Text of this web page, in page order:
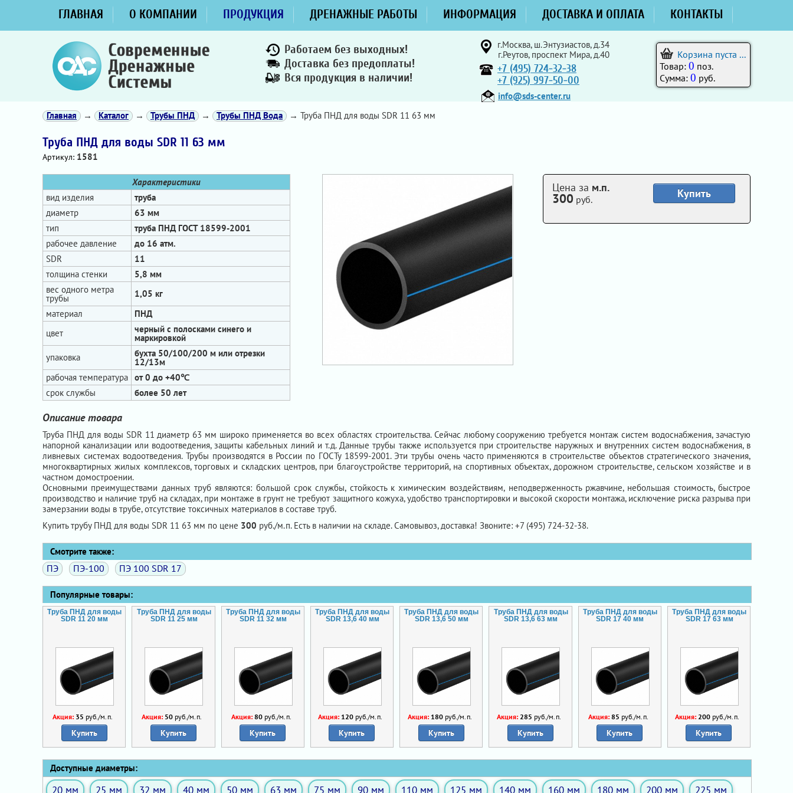
ГЛАВНАЯ О КОМПАНИИ ПРОДУКЦИЯ ДРЕНАЖНЫЕ РАБОТЫ ИНФОРМАЦИЯ ДОСТАВКА И ОПЛАТА КОНТАКТЫ
Работаем без выходных!
Доставка без предоплаты!
Вся продукция в наличии!
г.Москва, ш.Энтузиастов, д.34
г.Реутов, проспект Мира, д.40
+7 (495) 724-32-38
+7 (925) 997-50-00
info@sds-center.ru
Корзина пуста ...
Товар: 0 поз.
Сумма: 0 руб.
Главная → Каталог → Трубы ПНД → Трубы ПНД Вода → Труба ПНД для воды SDR 11 63 мм
Труба ПНД для воды SDR 11 63 мм
Артикул: 1581
Характеристики
вид изделия
труба
диаметр
63 мм
тип
труба ПНД ГОСТ 18599-2001
рабочее давление
до 16 атм.
SDR
11
толщина стенки
5,8 мм
вес одного метра
трубы
1,05 кг
материал
ПНД
цвет
черный с полосками синего и
маркировкой
упаковка
бухта 50/100/200 м или отрезки
12/13м
рабочая температура от 0 до +40℃
срок службы
более 50 лет
Купить
Цена за м.п.
300 руб.
Описание товара
Труба ПНД для воды SDR 11 диаметр 63 мм широко применяется во всех областях строительства. Сейчас любому сооружению требуется монтаж систем водоснабжения, зачастую
напорной канализации или водоотведения, защиты кабельных линий и т.д. Данные трубы также используется при строительстве наружных и внутренних систем водоснабжения, в
ливневых системах водоотведения. Трубы производятся в России по ГОСТу 18599-2001. Эти трубы очень часто применяются в строительстве объектов стратегического значения,
многоквартирных жилых комплексов, торговых и складских центров, при благоустройстве территорий, на спортивных объектах, дорожном строительстве, сельском хозяйстве и в
частном домостроении.
Основными преимуществами данных труб являются: большой срок службы, стойкость к химическим воздействиям, неподверженность ржавчине, небольшая стоимость, быстрое
производство и наличие труб на складах, при монтаже в грунт не требуют защитного кожуха, удобство транспортировки и высокой скорости монтажа, исключение риска разрыва при
замерзании воды в трубе, отсутствие токсичных материалов в составе труб.
Купить трубу ПНД для воды SDR 11 63 мм по цене 300 руб./м.п. Есть в наличии на складе. Самовывоз, доставка! Звоните: +7 (495) 724-32-38.
Смотрите также:
ПЭ ПЭ-100 ПЭ 100 SDR 17
Популярные товары:
Труба ПНД для воды
SDR 11 20 мм
Акция: 35 руб./м.п.
Купить
Труба ПНД для воды
SDR 11 25 мм
Акция: 50 руб./м.п.
Купить
Труба ПНД для воды
SDR 11 32 мм
Акция: 80руб./м.п.
Купить
Труба ПНД для воды
SDR 13,6 40 мм
Акция: 120 руб./м.п.
Купить
Труба ПНД для воды
SDR 13,6 50 мм
Акция: 180руб./м.п.
Купить
Труба ПНД для воды
SDR 13,6 63 мм
Акция: 285 руб./м.п.
Купить
Труба ПНД для воды
SDR 17 40 мм
Акция: 85 руб./м.п.
Купить
Труба ПНД для воды
SDR 17 63 мм
Акция:200 руб./м.п.
Купить
Доступные диаметры:
20 мм 25 мм 32 мм 40 мм 50 мм 63 мм 75 мм 90 мм 110 мм 125 мм 140 мм 160 мм 180 мм 200 мм 225 мм